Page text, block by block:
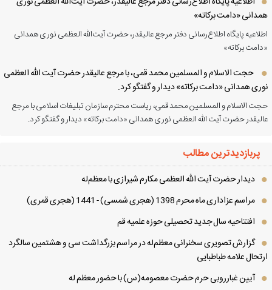
«دامت برکاته»
پایگاه اطلاع‌رسانی دفتر مرجع عالیقدر، حضرت آیت‌الله العظمی نوری همدانی
برکاته»
حجت الاسلام و المسلمین محمد قمی، با مرجع عالیقدر حضرت آیت الله العظمی
همدانی «دامت برکاته» دیدار و گفتگو کرد.
الاسلام و المسلمین محمد قمی، ریاست محترم سازمان تبلیغات اسلامی با مرجع
حضرت آیت الله العظمی نوری همدانی «دامت برکاته» دیدار و گفتگو کرد.
پربازدیدترین مطالب
دیدار حضرت آیت الله العظمی مكارم شیرازی با معظم‌له
مراسم عزاداری ماه محرم 1398 (هجری شمسی) - 1441 (هجری قمری)
افتتاحیه سال جدید تحصیلی حوزه علمیه قم
گزارش تصویری سخنرانی معظم‌له در مراسم بزرگداشت سی و هشتمین سالگرد
علامه طباطبایی
آیین غبارروبی حرم حضرت معصومه(س) با حضور معظم له